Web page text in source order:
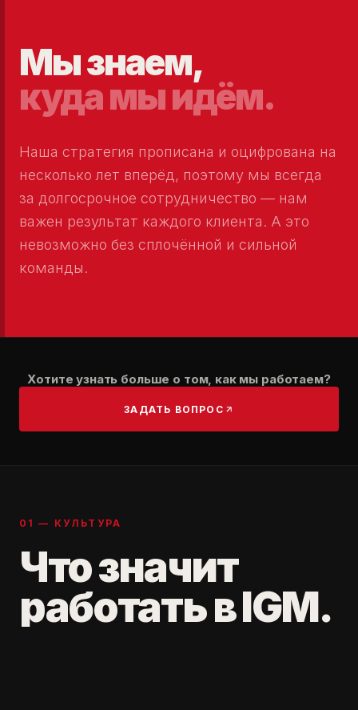
Мы знаем,
куда мы идём.
Наша стратегия прописана и оцифрована на
несколько лет вперёд, поэтому мы всегда
за долгосрочное сотрудничество — нам
важен результат каждого клиента. А это
невозможно без сплочённой и сильной
команды.
Хотите узнать больше о том, как мы работаем?
ЗАДАТЬ ВОПРОС
01 — КУЛЬТУРА
Что значит
работать в IGM.